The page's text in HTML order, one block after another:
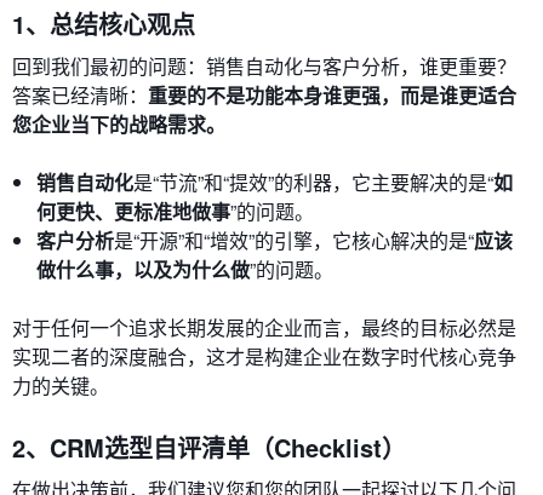
1、总结核心观点
回到我们最初的问题：销售自动化与客户分析，谁更重要？
答案已经清晰： 重要的不是功能本身谁更强，而是谁更适合
您企业当下的战略需求。
销售自动化是“节流”和“提效”的利器，它主要解决的是“如
何更快、更标准地做事”的问题。
客户分析是“开源”和“增效”的引擎，它核心解决的是“应该
做什么事，以及为什么做”的问题。
对于任何一个追求长期发展的企业而言，最终的目标必然是
实现二者的深度融合，这才是构建企业在数字时代核心竞争
力的关键。
2、CRM选型自评清单（Checklist）